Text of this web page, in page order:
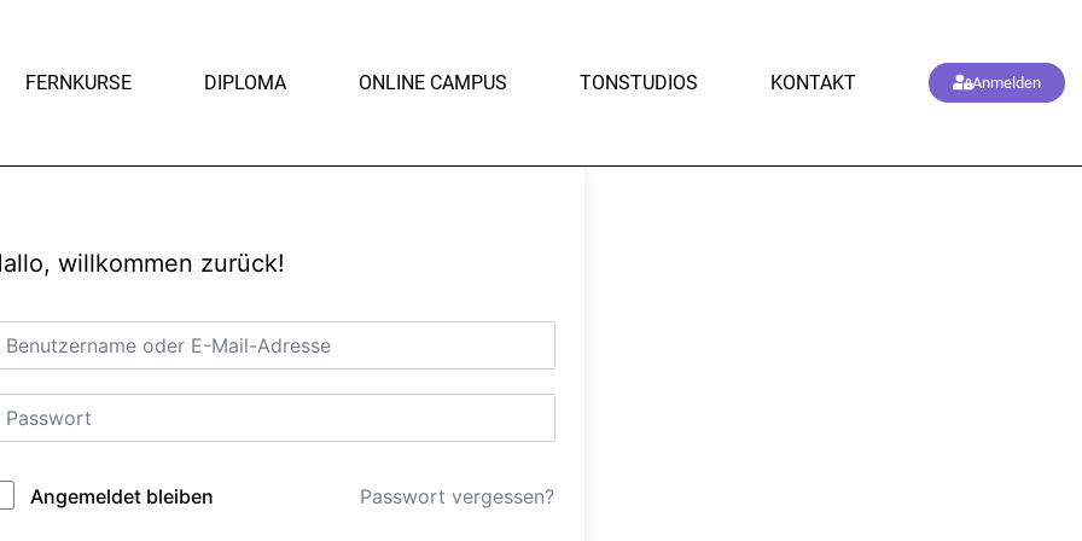
FERNKURSE DIPLOMA ONLINE CAMPUS TONSTUDIOS KONTAKT Anmelden
willkommen zurück!
Angemeldet bleiben Passwort vergessen?